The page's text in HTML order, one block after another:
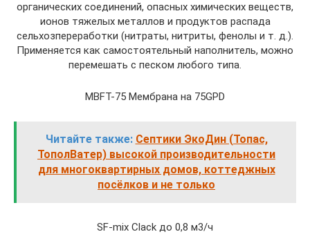
органических соединений, опасных химических веществ,
ионов тяжелых металлов и продуктов распада
сельхозпереработки (нитраты, нитриты, фенолы и т. д.).
Применяется как самостоятельный наполнитель, можно
перемешать с песком любого типа.
MBFT-75 Мембрана на 75GPD
Читайте также: Септики ЭкоДин (Топас,
ТополВатер) высокой производительности
для многоквартирных домов, коттеджных
посёлков и не только
SF-mix Clack до 0,8 м3/ч